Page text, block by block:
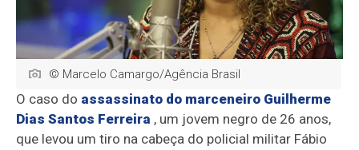
© Marcelo Camargo/Agência Brasil
O caso do assassinato do marceneiro Guilherme
Dias Santos Ferreira , um jovem negro de 26 anos,
que levou um tiro na cabeça do policial militar Fábio